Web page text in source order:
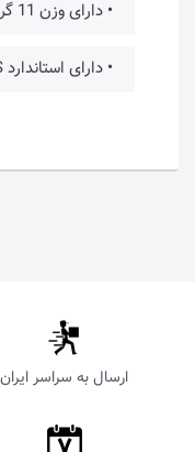
• دارای وزن 11 گرمی و ابعاد کوچک
• دارای استاندارد ROHS
ارسال به سراسر ایران